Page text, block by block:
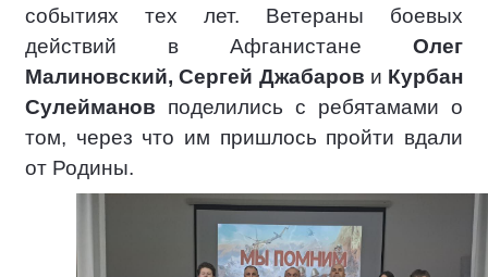
событиях тех лет. Ветераны боевых
действий в Афганистане Олег
Малиновский, Сергей Джабаров и Курбан
Сулейманов поделились с ребятамами о
том, через что им пришлось пройти вдали
от Родины.